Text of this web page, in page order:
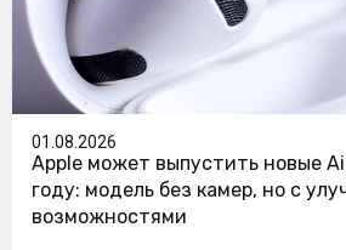
01.08.2026
Apple может выпустить новые
году: модель без камер, но с
возможностями